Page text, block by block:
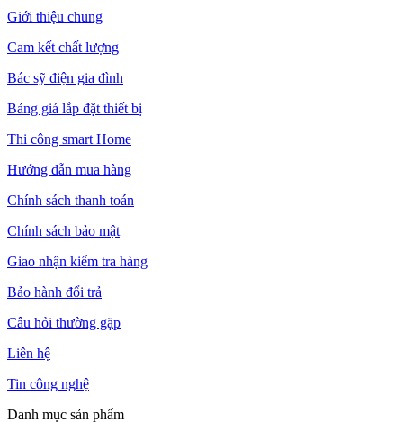
Giới thiệu chung
Cam kết chất lượng
Bác sỹ điện gia đình
Bảng giá lắp đặt thiết bị
Thi công smart Home
Hướng dẫn mua hàng
Chính sách thanh toán
Chính sách bảo mật
Giao nhận kiểm tra hàng
Bảo hành đổi trả
Câu hỏi thường gặp
Liên hệ
Tin công nghệ
Danh mục sản phẩm